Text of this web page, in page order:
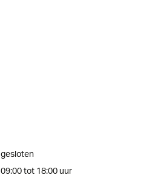
gesloten
09:00 tot 18:00 uur